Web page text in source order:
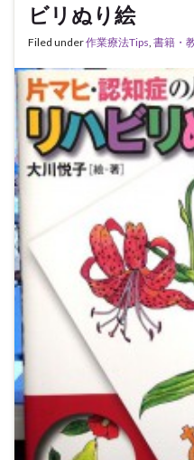
ビリぬり絵
Filed under作業療法Tips 書籍・